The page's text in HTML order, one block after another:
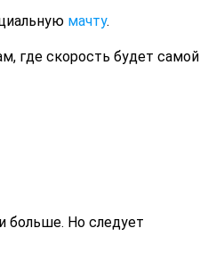
мачту.
где скорость будет самой
больше. Но следует